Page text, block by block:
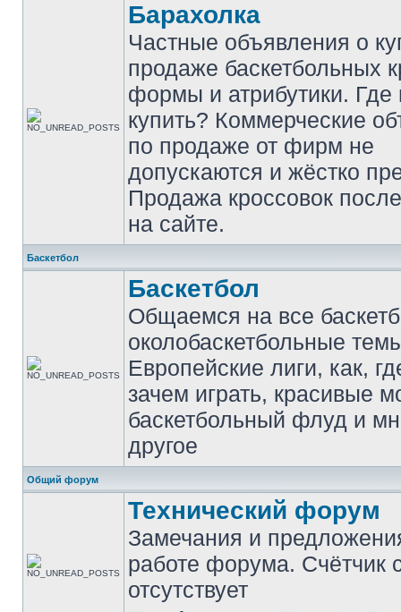
Барахолка
Частные объявления о
продаже баскетбольных
формы и атрибутики. Где
купить? Коммерческие
по продаже от фирм не
допускаются и жёстко
Продажа кроссовок
на сайте.
Баскетбол
Баскетбол
Общаемся на все
околобаскетбольные
Европейские лиги, как,
зачем играть, красивые
баскетбольный флуд и
другое
Общий форум
Технический форум
Замечания и
работе форума. Счётчик
отсутствует